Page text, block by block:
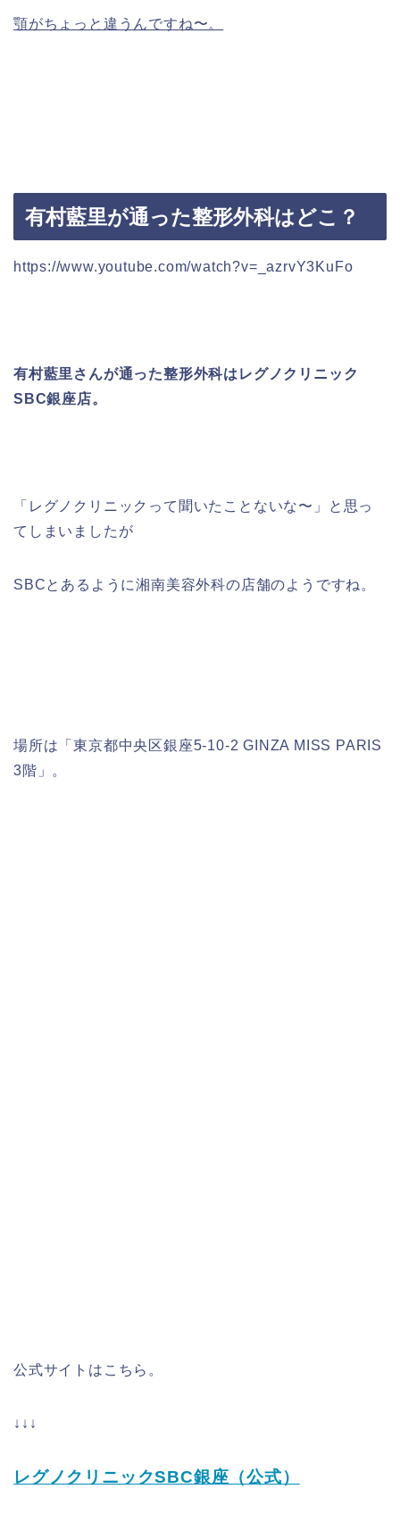
顎がちょっと違うんですね〜。
有村藍里が通った整形外科はどこ？
https://www.youtube.com/watch?v=_azrvY3KuFo
有村藍里さんが通った整形外科はレグノクリニック
SBC銀座店。
「レグノクリニックって聞いたことないな〜」と思っ
てしまいましたが
SBCとあるように湘南美容外科の店舗のようですね。
場所は「東京都中央区銀座5-10-2 GINZA MISS PARIS
3階」。
公式サイトはこちら。
↓↓↓
レグノクリニックSBC銀座（公式）